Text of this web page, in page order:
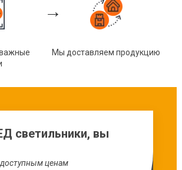
→
Мы доставляем продукцию
светильники, вы
ценам